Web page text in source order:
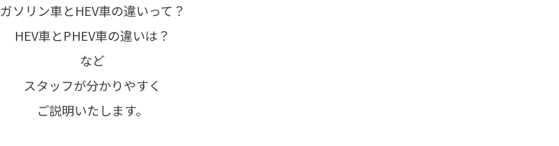
ガソリン車とHEV車の違いって？
HEV車とPHEV車の違いは？
など
スタッフが分かりやすく
ご説明いたします。